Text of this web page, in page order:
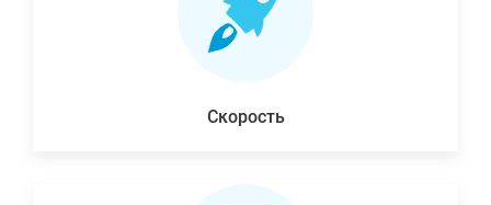
Скорость